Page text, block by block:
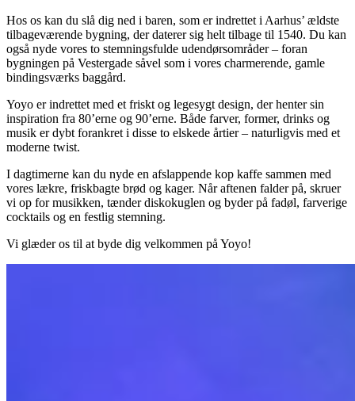
Hos os kan du slå dig ned i baren, som er indrettet i Aarhus’ ældste
tilbageværende bygning, der daterer sig helt tilbage til 1540. Du kan
også nyde vores to stemningsfulde udendørsområder – foran
bygningen på Vestergade såvel som i vores charmerende, gamle
bindingsværks baggård.
Yoyo er indrettet med et friskt og legesygt design, der henter sin
inspiration fra 80’erne og 90’erne. Både farver, former, drinks og
musik er dybt forankret i disse to elskede årtier – naturligvis med et
moderne twist.
I dagtimerne kan du nyde en afslappende kop kaffe sammen med
vores lækre, friskbagte brød og kager. Når aftenen falder på, skruer
vi op for musikken, tænder diskokuglen og byder på fadøl, farverige
cocktails og en festlig stemning.
Vi glæder os til at byde dig velkommen på Yoyo!